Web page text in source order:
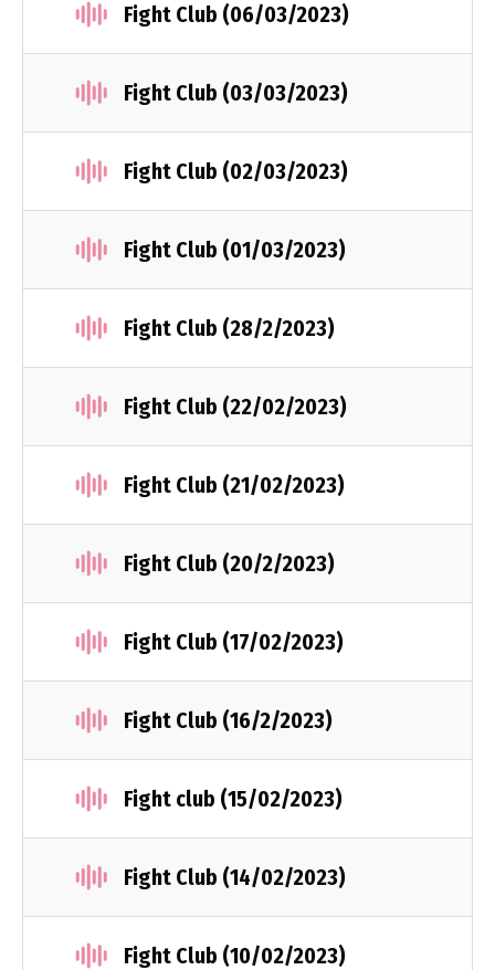
Fight Club (06/03/2023)
Fight Club (03/03/2023)
Fight Club (02/03/2023)
Fight Club (01/03/2023)
Fight Club (28/2/2023)
Fight Club (22/02/2023)
Fight Club (21/02/2023)
Fight Club (20/2/2023)
Fight Club (17/02/2023)
Fight Club (16/2/2023)
Fight club (15/02/2023)
Fight Club (14/02/2023)
Fight Club (10/02/2023)